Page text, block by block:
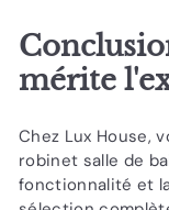
mérite
Chez Lux House,
robinet salle de
fonctionnalité et